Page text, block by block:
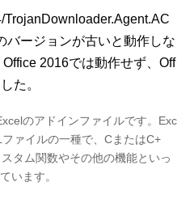
バージョンが古いと動作しな
2016では動作せず、Off
た。
のアドインファイルです。Exc
ァイルの一種で、CまたはC+
タム関数やその他の機能といっ
います。